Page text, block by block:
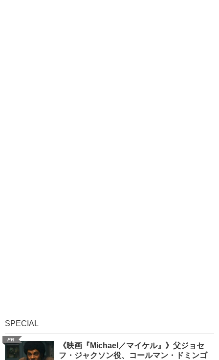
SPECIAL
PR
《映画『Michael／マイケル』》父ジョセ
フ・ジャクソン役、コールマン・ドミンゴ